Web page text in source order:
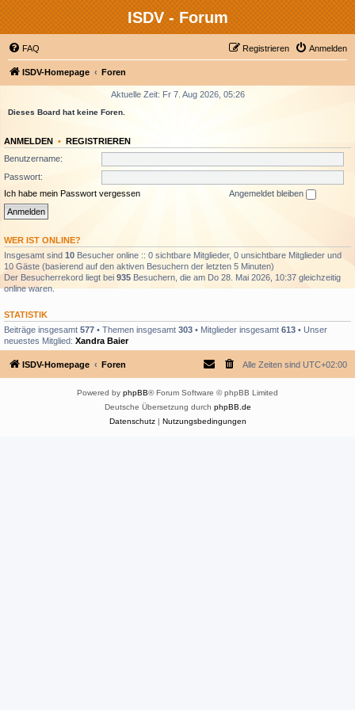
ISDV - Forum
FAQ Anmelden
Registrieren
ISDV-Homepage Foren
Aktuelle Zeit: Fr 7. Aug 2026, 05:26
Dieses Board hat keine Foren.
ANMELDEN • REGISTRIEREN
Benutzername:
Passwort:
Ich habe mein Passwort vergessen
Angemeldet bleiben
WER IST ONLINE?
Insgesamt sind 10 Besucher online :: 0 sichtbare Mitglieder, 0 unsichtbare Mitglieder und
10 Gäste (basierend auf den aktiven Besuchern der letzten 5 Minuten)
Der Besucherrekord liegt bei 935 Besuchern, die am Do 28. Mai 2026, 10:37 gleichzeitig
online waren.
STATISTIK
Beiträge insgesamt 577 • Themen insgesamt 303 • Mitglieder insgesamt 613 • Unser
neuestes Mitglied: Xandra Baier
ISDV-Homepage Foren Alle Zeiten sind UTC+02:00
Powered by phpBB® Forum Software © phpBB Limited
Deutsche Übersetzung durch phpBB.de
Datenschutz| Nutzungsbedingungen